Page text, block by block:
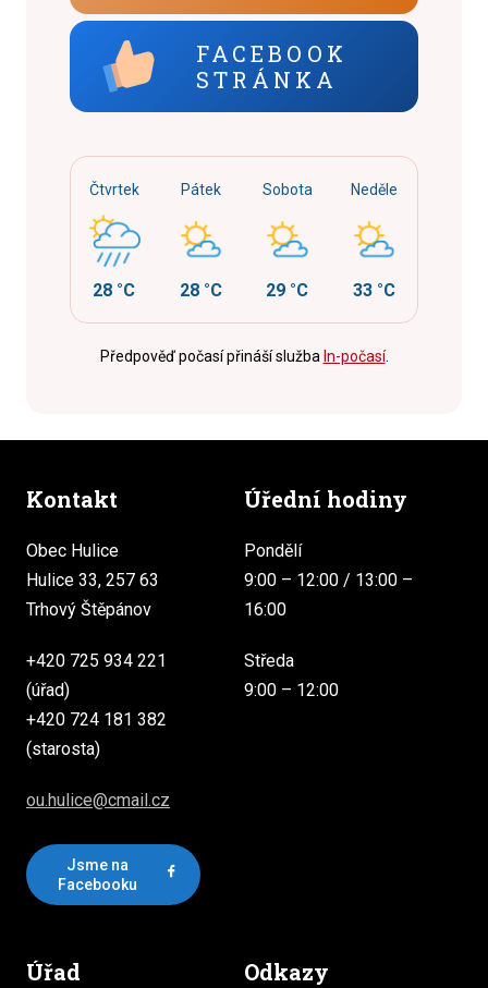
FACEBOOK
STRÁNKA
Čtvrtek
28 °C
Pátek
28 °C
Sobota
29 °C
Neděle
33 °C
Předpověď počasí přináší služba In-počasí.
Kontakt
Obec Hulice
Hulice 33, 257 63
Trhový Štěpánov
+420 725 934 221
(úřad)
+420 724 181 382
(starosta)
ou.hulice@cmail.cz
Jsme na
Facebooku
Úřední hodiny
Pondělí
9:00 – 12:00 / 13:00 –
16:00
Středa
9:00 – 12:00
Úřad Odkazy